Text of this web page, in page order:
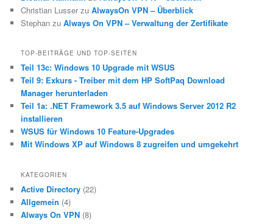
Christian Lusser zuAlwaysOn VPN – Überblick
Stephan zuAlways On VPN – Verwaltung der Zertifikate
TOP-BEITRÄGE UND TOP-SEITEN
Teil 13c: Windows 10 Upgrade mit WSUS
Teil 9: Exkurs - Treiber mit dem HP SoftPaq Download
Manager herunterladen
Teil 1a: .NET Framework 3.5 auf Windows Server 2012 R2
installieren
WSUS für Windows 10 Feature-Upgrades
Mit Windows XP auf Windows 8 zugreifen und umgekehrt
KATEGORIEN
Active Directory (22)
Allgemein (4)
Always On VPN (8)